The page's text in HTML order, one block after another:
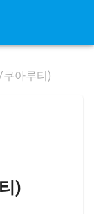
쿠아루티)
)